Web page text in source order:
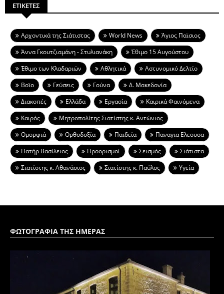
ΕΤΙΚΕΤΕΣ
Aρχοντικά της Σιάτιστας World News
Άγιος Παϊσιος
Άννα Γκουτζιαμάνη - Στυλιανάκη
Έθιμο 15 Αυγούστου
Έθιμο των Κλαδαριών
Αθλητικά
Αστυνομικό Δελτίο
Βοϊο
Γεύσεις Γούνα
Δ. Μακεδονία
Διακοπές
Ελλάδα Εργασία
Καιρικά Φαινόμενα
Καιρός
Μητροπολίτης Σιατίστης κ. Αντώνιος
Ομορφιά
Ορθοδοξία Παιδεία
Παναγια Ελεουσα
Πατήρ Βασίλειος
Προορισμοί Σεισμός
Σιάτιστα
Σιατίστης κ. Αθανάσιος
Σιατίστης κ. Παύλος Υγεία
ΦΩΤΟΓΡΑΦΙΑ ΤΗΣ ΗΜΕΡΑΣ